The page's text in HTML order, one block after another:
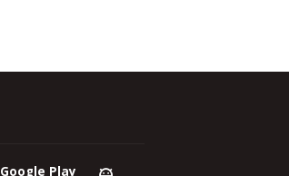
Google Play